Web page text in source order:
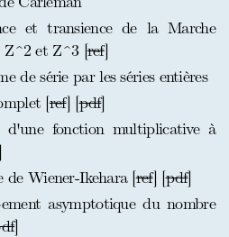
et transience de la Marche
Z^2 et Z^3 [ref]
de série par les séries entières
[ref] [pdf]
d'une fonction multiplicative à
de Wiener-Ikehara [ref] [pdf]
asymptotique du nombre
]